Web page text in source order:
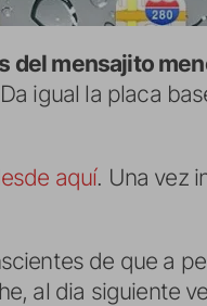
del mensajito
igual la placa
aquí. Una vez
de que a
al dia siguiente